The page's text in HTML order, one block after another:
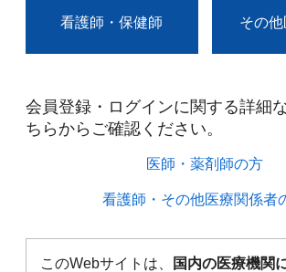
看護師・保健師 その
会員登録・ログインに関する詳細
ちらからご確認ください。​
医師・薬剤師の方​
看護師・その他医療関係者
このWebサイトは、
国内の医療機関